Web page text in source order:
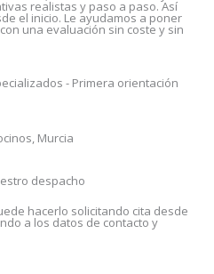
realistas y paso a paso. Así
el inicio. Le ayudamos a poner
una evaluación sin coste y sin
despacho
hacerlo solicitando cita desde
a los datos de contacto y